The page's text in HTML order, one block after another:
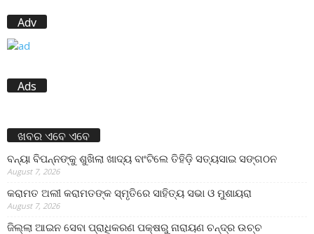
Adv
Ads
ଖବର ଏବେ ଏବେ
ବନ୍ୟା ବିପନ୍ନଙ୍କୁ ଶୁଖିଲା ଖାଦ୍ୟ ବାଂଟିଲେ ତିହିଡି଼ ସତ୍ୟସାଇ ସଙ୍ଗଠନ
August 7, 2026
କରାମତ ଅଲୀ କରାମତଙ୍କ ସ୍ମୃତିରେ ସାହିତ୍ୟ ସଭା ଓ ମୁଶାୟରା
August 7, 2026
ଜିଲ୍ଲା ଆଇନ ସେବା ପ୍ରାଧିକରଣ ପକ୍ଷରୁ ନାରାୟଣ ଚନ୍ଦ୍ର ଉଚ୍ଚ